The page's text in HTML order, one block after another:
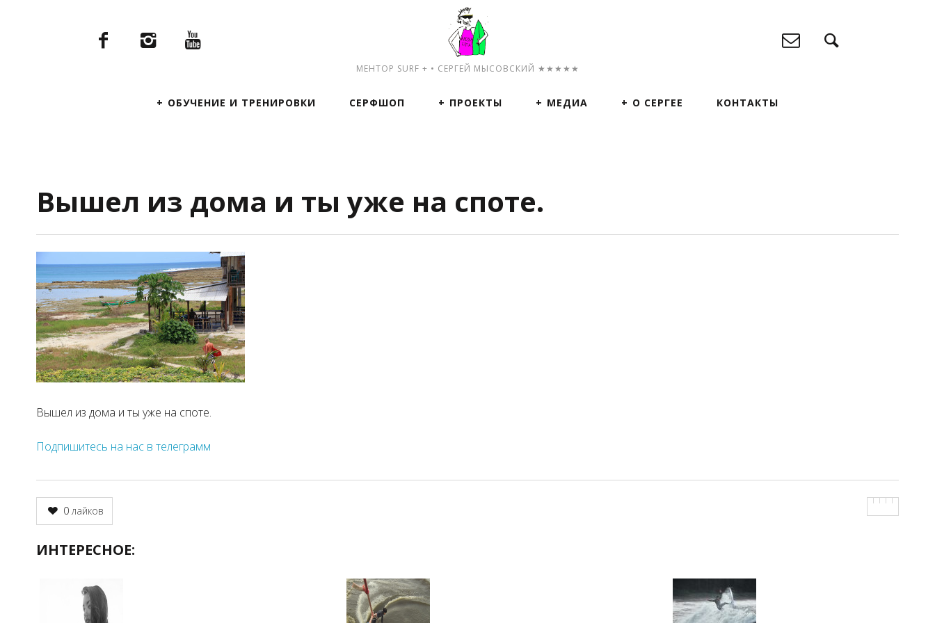
МЕНТОР SURF + • СЕРГЕЙ МЫСОВСКИЙ ★★★★★
ОБУЧЕНИЕ И ТРЕНИРОВКИ СЕРФШОП ПРОЕКТЫ МЕДИА О СЕРГЕЕ КОНТАКТЫ
Вышел из дома и ты уже на споте.
Вышел из дома и ты уже на споте.
Подпишитесь на нас в телеграмм
0лайков
ИНТЕРЕСНОЕ: